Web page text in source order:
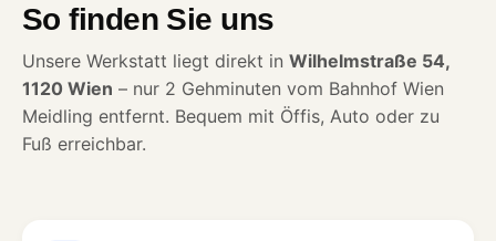
So finden Sie uns
Unsere Werkstatt liegt direkt in Wilhelmstraße 54,
1120 Wien – nur 2 Gehminuten vom Bahnhof Wien
Meidling entfernt. Bequem mit Öffis, Auto oder zu
Fuß erreichbar.